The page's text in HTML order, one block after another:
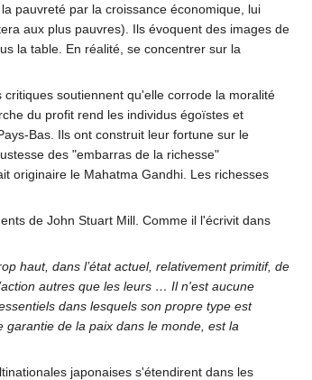
pauvreté par la croissance économique, lui
aux plus pauvres). Ils évoquent des images de
la table. En réalité, se concentrer sur la
soutiennent qu'elle corrode la moralité
du profit rend les individus égoïstes et
Bas. Ils ont construit leur fortune sur le
des "embarras de la richesse"
originaire le Mahatma Gandhi. Les richesses
de John Stuart Mill. Comme il l'écrivit dans
haut, dans l’état actuel, relativement primitif, de
autres que les leurs … Il n'est aucune
dans lesquels son propre type est
de la paix dans le monde, est la
japonaises s'étendirent dans les